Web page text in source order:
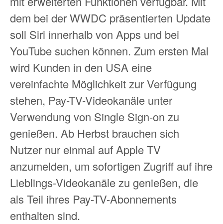
dem bei der WWDC präsentierten Update
soll Siri innerhalb von Apps und bei
YouTube suchen können. Zum ersten Mal
wird Kunden in den USA eine
vereinfachte Möglichkeit zur Verfügung
stehen, Pay-TV-Videokanäle unter
Verwendung von Single Sign-on zu
genießen. Ab Herbst brauchen sich
Nutzer nur einmal auf Apple TV
anzumelden, um sofortigen Zugriff auf ihre
Lieblings-Videokanäle zu genießen, die
als Teil ihres Pay-TV-Abonnements
enthalten sind.